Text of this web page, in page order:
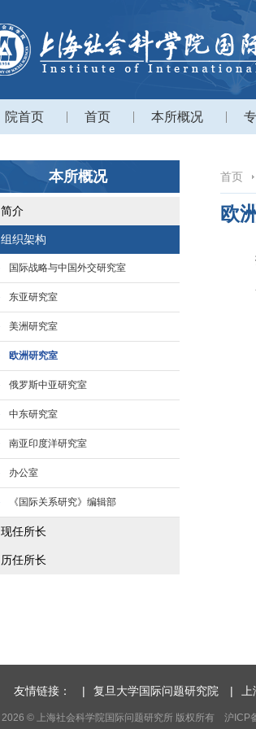
院首页 首页 本所概况
本所概况
简介
组织架构
国际战略与中国外交研究室
东亚研究室
美洲研究室
欧洲研究室
俄罗斯中亚研究室
中东研究室
南亚印度洋研究室
办公室
《国际关系研究》编辑部
现任所长
历任所长
首页
欧
友情链接： | 复旦大学国际问题研究院 |
2026 © 上海社会科学院国际问题研究所 版权所有 沪